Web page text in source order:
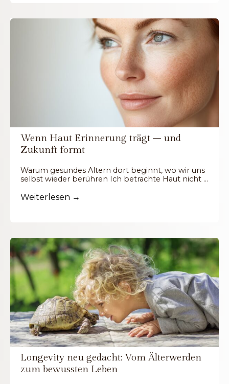
Wenn Haut Erinnerung trägt – und
Zukunft formt
Warum gesundes Altern dort beginnt, wo wir uns
selbst wieder berühren Ich betrachte Haut nicht …
Weiterlesen →
Longevity neu gedacht: Vom Älterwerden
zum bewussten Leben